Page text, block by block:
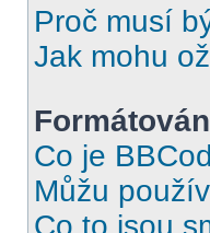
Proč musí
Jak mohu
Co je
Můžu
Co to jsou